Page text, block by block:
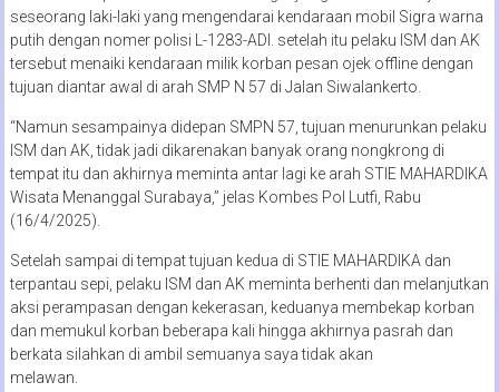
seseorang laki-laki yang mengendarai kendaraan mobil Sigra warna
putih dengan nomer polisi L-1283-ADI. setelah itu pelaku ISM dan AK
tersebut menaiki kendaraan milik korban pesan ojek offline dengan
tujuan diantar awal di arah SMP N 57 di Jalan Siwalankerto.
“Namun sesampainya didepan SMPN 57, tujuan menurunkan pelaku
ISM dan AK, tidak jadi dikarenakan banyak orang nongkrong di
tempat itu dan akhirnya meminta antar lagi ke arah STIE MAHARDIKA
Wisata Menanggal Surabaya,” jelas Kombes Pol Lutfi, Rabu
(16/4/2025).
Setelah sampai di tempat tujuan kedua di STIE MAHARDIKA dan
terpantau sepi, pelaku ISM dan AK meminta berhenti dan melanjutkan
aksi perampasan dengan kekerasan, keduanya membekap korban
dan memukul korban beberapa kali hingga akhirnya pasrah dan
berkata silahkan di ambil semuanya saya tidak akan
melawan.